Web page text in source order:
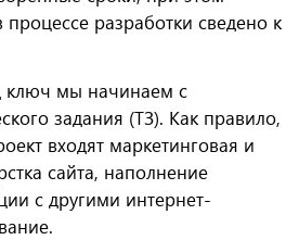
процессе разработки сведено к
ключ мы начинаем с
задания (ТЗ). Как правило,
входят маркетинговая и
сайта, наполнение
с другими интернет-